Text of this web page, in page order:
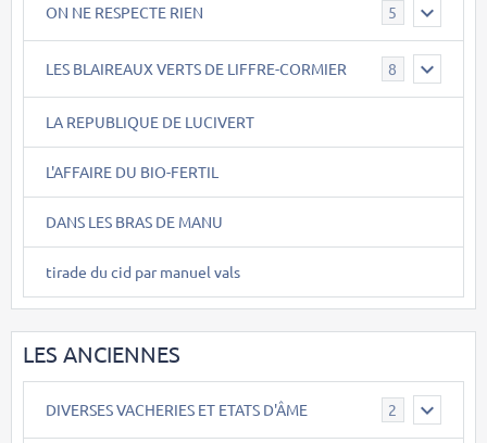
ON NE RESPECTE RIEN 5
LES BLAIREAUX VERTS DE LIFFRE-CORMIER 8
LA REPUBLIQUE DE LUCIVERT
L'AFFAIRE DU BIO-FERTIL
DANS LES BRAS DE MANU
tirade du cid par manuel vals
LES ANCIENNES
DIVERSES VACHERIES ET ETATS D'ÂME 2